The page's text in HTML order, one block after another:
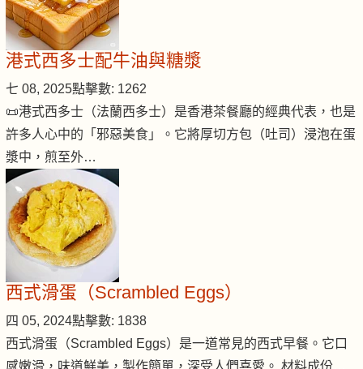
港式西多士配牛油與糖漿
七 08, 2025點擊數: 1262
📜港式西多士（法蘭西多士）是香港茶餐廳的經典代表，也是
許多人心中的「邪惡美食」。它將厚切方包（吐司）浸泡在蛋
漿中，煎至外…
西式滑蛋（Scrambled Eggs）
四 05, 2024點擊數: 1838
西式滑蛋（Scrambled Eggs）是一道常見的西式早餐。它口